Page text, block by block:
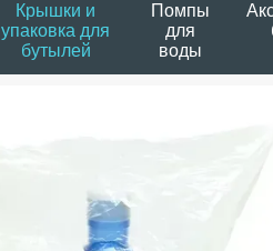
Крышки и
упаковка для
бутылей
Помпы
для
воды